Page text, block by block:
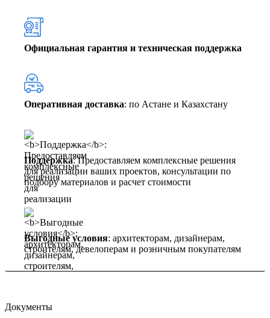
Официальная гарантия и техническая поддержка
Оперативная доставка: по Астане и Казахстану
Поддержка: Предоставляем комплексные решения
для реализации ваших проектов, консультации по
подбору материалов и расчет стоимости
Выгодные условия: архитекторам, дизайнерам,
строителям, девелоперам и розничным покупателям
Документы